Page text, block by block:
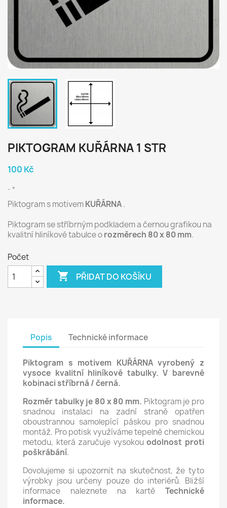
PIKTOGRAM KUŘÁRNA 1 STR
100 Kč
*
Piktogram s motivemKUŘÁRNA.
Piktogram se stříbrným podkladem a černou grafikou na
kvalitní hliníkové tabulce orozměrech 80 x 80 mm.
Počet
 PŘIDAT DO KOŠÍKU
Popis Technické informace
Piktogram s motivem KUŘÁRNA vyrobený z
vysoce kvalitní hliníkové tabulky. V barevné
kobinaci stříbrná / černá.
Rozměr tabulky je 80 x 80 mm. Piktogram je pro
snadnou instalaci na zadní straně opatřen
oboustrannou samolepící páskou pro snadnou
montáž. Pro potisk využíváme tepelně chemickou
metodu, která zaručuje vysokouodolnost proti
poškrábání.
Dovolujeme si upozornit na skutečnost, že tyto
výrobky jsou určeny pouze do interiérů. Bližší
informace naleznete na kartě Technické
informace.